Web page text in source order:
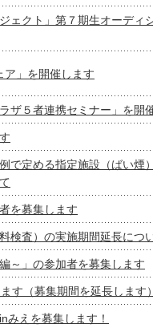
ェクト」第７期生オーディシ
ア」を開催します
ザ５者連携セミナー」を開催
で定める指定施設（ばい煙
を募集します
検査）の実施期間延長につい
～」の参加者を募集します
す（募集期間を延長します）
みえを募集します！